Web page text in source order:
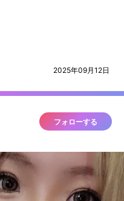
2025年09月12日
フォローする